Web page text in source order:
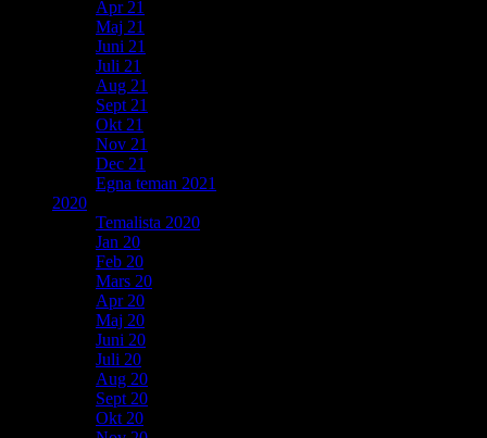
Apr 21
Maj 21
Juni 21
Juli 21
Aug 21
Sept 21
Okt 21
Nov 21
Dec 21
Egna teman 2021
2020
Temalista 2020
Jan 20
Feb 20
Mars 20
Apr 20
Maj 20
Juni 20
Juli 20
Aug 20
Sept 20
Okt 20